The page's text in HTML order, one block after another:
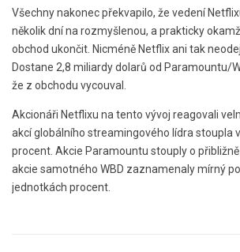
Všechny nakonec překvapilo, že vedení
několik dní na rozmyšlenou, a prakticky
obchod ukončit. Nicméně Netflix ani tak
Dostane 2,8 miliardy dolarů od Paramountu/
že z obchodu vycouval.
Akcionáři Netflixu na tento vývoj reagovali
akcí globálního streamingového lídra stoupla
procent. Akcie Paramountu stouply o
akcie samotného WBD zaznamenaly mírný
jednotkách procent.